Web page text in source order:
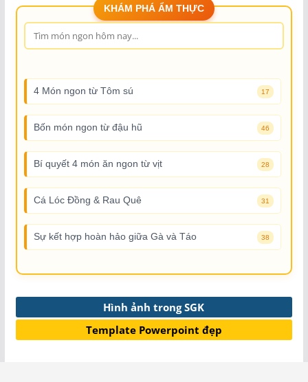
KHÁM PHÁ ẨM THỰC
4 Món ngon từ Tôm sú 17
Bốn món ngon từ đậu hũ 46
Bí quyết 4 món ăn ngon từ vịt 28
Cá Lóc Đồng & Rau Quê 31
Sự kết hợp hoàn hảo giữa Gà và Táo 38
Hình ảnh trong SGK
Template Powerpoint đẹp